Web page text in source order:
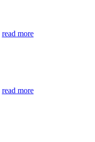
read more
read more